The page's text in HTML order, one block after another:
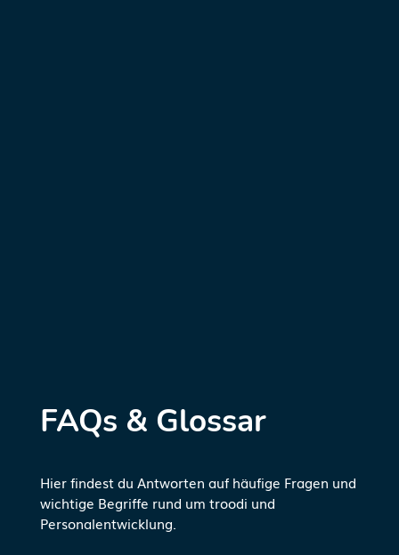
FAQs & Glossar
Hier findest du Antworten auf häufige Fragen und
wichtige Begriffe rund um troodi und
Personalentwicklung.